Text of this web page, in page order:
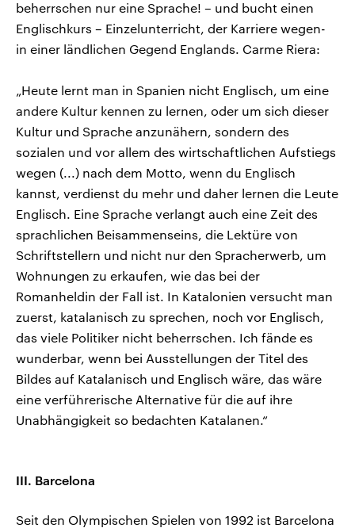
beherrschen nur eine Sprache! – und bucht einen
Englischkurs – Einzelunterricht, der Karriere wegen-
in einer ländlichen Gegend Englands. Carme Riera:
„Heute lernt man in Spanien nicht Englisch, um eine
andere Kultur kennen zu lernen, oder um sich dieser
Kultur und Sprache anzunähern, sondern des
sozialen und vor allem des wirtschaftlichen Aufstiegs
wegen (...) nach dem Motto, wenn du Englisch
kannst, verdienst du mehr und daher lernen die Leute
Englisch. Eine Sprache verlangt auch eine Zeit des
sprachlichen Beisammenseins, die Lektüre von
Schriftstellern und nicht nur den Spracherwerb, um
Wohnungen zu erkaufen, wie das bei der
Romanheldin der Fall ist. In Katalonien versucht man
zuerst, katalanisch zu sprechen, noch vor Englisch,
das viele Politiker nicht beherrschen. Ich fände es
wunderbar, wenn bei Ausstellungen der Titel des
Bildes auf Katalanisch und Englisch wäre, das wäre
eine verführerische Alternative für die auf ihre
Unabhängigkeit so bedachten Katalanen.“
III. Barcelona
Seit den Olympischen Spielen von 1992 ist Barcelona